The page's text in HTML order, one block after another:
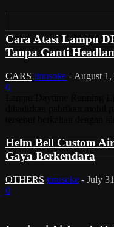
Cara Atasi Lampu
Tanpa Ganti
CARS tinusoke - August 1,
0
Helm Bell Custom
Gaya Berkendara
OTHERS tinusoke - July
0